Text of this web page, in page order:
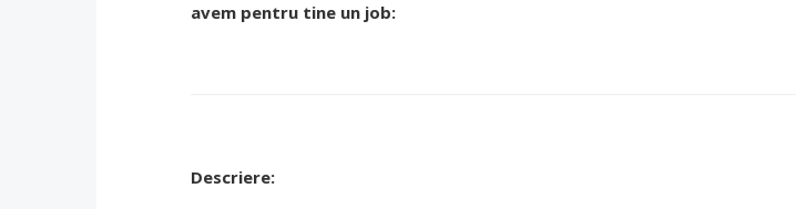
avem pentru tine un job:
Descriere: